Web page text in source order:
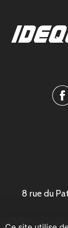
8 rue du